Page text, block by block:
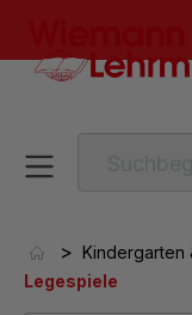
> Kindergarten
Legespiele